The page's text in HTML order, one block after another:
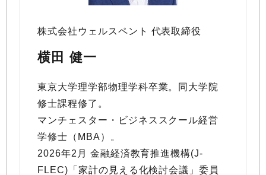
株式会社ウェルスペント 代表取締役
横田 健一
東京大学理学部物理学科卒業。同大学院
修士課程修了。
マンチェスター・ビジネススクール経営
学修士（MBA）。
2026年2月 金融経済教育推進機構(J-
FLEC)「家計の見える化検討会議」委員